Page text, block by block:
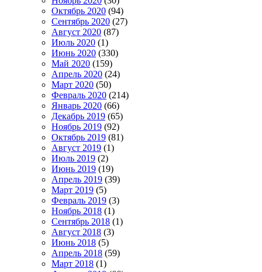
Октябрь 2020 (94)
Сентябрь 2020 (27)
Август 2020 (87)
Июль 2020 (1)
Июнь 2020 (330)
Май 2020 (159)
Апрель 2020 (24)
Март 2020 (50)
Февраль 2020 (214)
Январь 2020 (66)
Декабрь 2019 (65)
Ноябрь 2019 (92)
Октябрь 2019 (81)
Август 2019 (1)
Июль 2019 (2)
Июнь 2019 (19)
Апрель 2019 (39)
Март 2019 (5)
Февраль 2019 (3)
Ноябрь 2018 (1)
Сентябрь 2018 (1)
Август 2018 (3)
Июнь 2018 (5)
Апрель 2018 (59)
Март 2018 (1)